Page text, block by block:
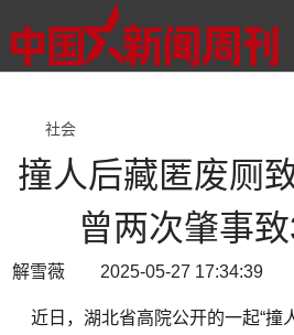
社会
撞人后藏匿废厕
曾两次肇事
解雪薇 2025-05-27 17:34:39
近日，湖北省高院公开的一起“撞